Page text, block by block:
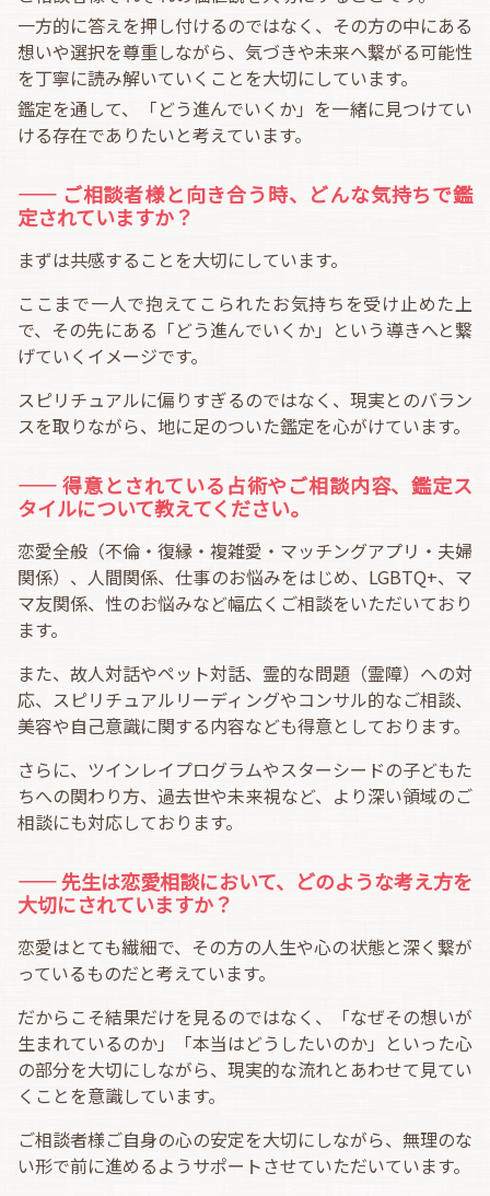
一方的に答えを押し付けるのではなく、その方の中にある
想いや選択を尊重しながら、気づきや未来へ繋がる可能性
を丁寧に読み解いていくことを大切にしています。
鑑定を通して、「どう進んでいくか」を一緒に見つけてい
ける存在でありたいと考えています。
―― ご相談者様と向き合う時、どんな気持ちで鑑
定されていますか？
まずは共感することを大切にしています。
ここまで一人で抱えてこられたお気持ちを受け止めた上
で、その先にある「どう進んでいくか」という導きへと繋
げていくイメージです。
スピリチュアルに偏りすぎるのではなく、現実とのバラン
スを取りながら、地に足のついた鑑定を心がけています。
―― 得意とされている占術やご相談内容、鑑定ス
タイルについて教えてください。
恋愛全般（不倫・復縁・複雑愛・マッチングアプリ・夫婦
関係）、人間関係、仕事のお悩みをはじめ、LGBTQ+、マ
マ友関係、性のお悩みなど幅広くご相談をいただいており
ます。
また、故人対話やペット対話、霊的な問題（霊障）への対
応、スピリチュアルリーディングやコンサル的なご相談、
美容や自己意識に関する内容なども得意としております。
さらに、ツインレイプログラムやスターシードの子どもた
ちへの関わり方、過去世や未来視など、より深い領域のご
相談にも対応しております。
―― 先生は恋愛相談において、どのような考え方を
大切にされていますか？
恋愛はとても繊細で、その方の人生や心の状態と深く繋が
っているものだと考えています。
だからこそ結果だけを見るのではなく、「なぜその想いが
生まれているのか」「本当はどうしたいのか」といった心
の部分を大切にしながら、現実的な流れとあわせて見てい
くことを意識しています。
ご相談者様ご自身の心の安定を大切にしながら、無理のな
い形で前に進めるようサポートさせていただいています。